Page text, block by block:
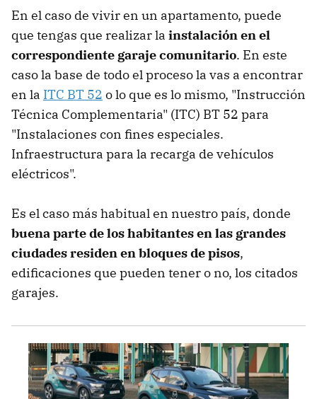
En el caso de vivir en un apartamento, puede
que tengas que realizar la instalación en el
correspondiente garaje comunitario. En este
caso la base de todo el proceso la vas a encontrar
en la ITC BT 52 o lo que es lo mismo, "Instrucción
Técnica Complementaria" (ITC) BT 52 para
"Instalaciones con fines especiales.
Infraestructura para la recarga de vehículos
eléctricos".
Es el caso más habitual en nuestro país, donde
buena parte de los habitantes en las grandes
ciudades residen en bloques de pisos,
edificaciones que pueden tener o no, los citados
garajes.